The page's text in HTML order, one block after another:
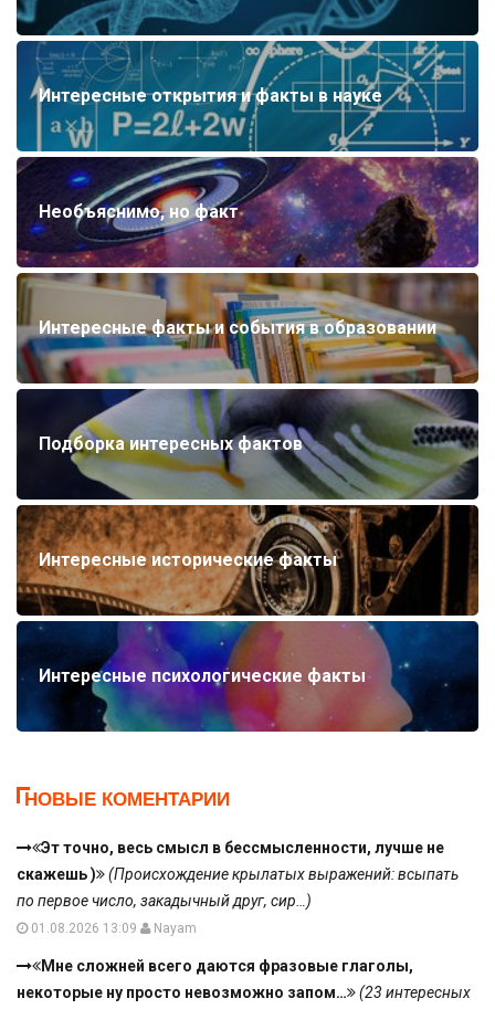
Интересные открытия и факты в науке
Необъяснимо, но факт
Интересные факты и события в образовании
Подборка интересных фактов
Интересные исторические факты
Интересные психологические факты
НОВЫЕ КОМЕНТАРИИ
Эт точно, весь смысл в бессмысленности, лучше не
скажешь )
(Происхождение крылатых выражений: всыпать
по первое число, закадычный друг, сир…)
01.08.2026 13:09 Nayam
Мне сложней всего даются фразовые глаголы,
некоторые ну просто невозможно запом…
(23 интересных